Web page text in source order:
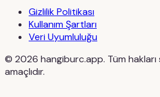
Gizlilik Politikası
Kullanım Şartları
Veri Uyumluluğu
© 2026 hangiburc.app. Tüm hakları
amaçlıdır.